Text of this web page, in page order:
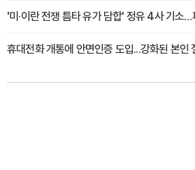
'미·이란 전쟁 틈타 유가 담합' 정유 4사 기소
휴대전화 개통에 안면인증 도입...강화된 본인